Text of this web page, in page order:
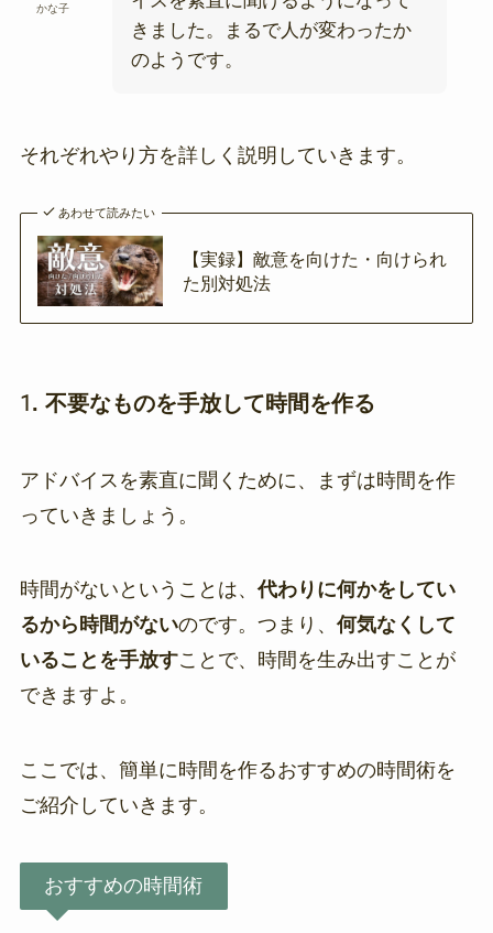
かな子
きました。まるで人が変わったか
のようです。
それぞれやり方を詳しく説明していきます。
あわせて読みたい
【実録】敵意を向けた・向けられ
た別対処法
1. 不要なものを手放して時間を作る
アドバイスを素直に聞くために、まずは時間を作
っていきましょう。
時間がないということは、代わりに何かをしてい
るから時間がないのです。つまり、 何気なくして
いることを手放すことで、時間を生み出すことが
できますよ。
ここでは、簡単に時間を作るおすすめの時間術を
ご紹介していきます。
おすすめの時間術